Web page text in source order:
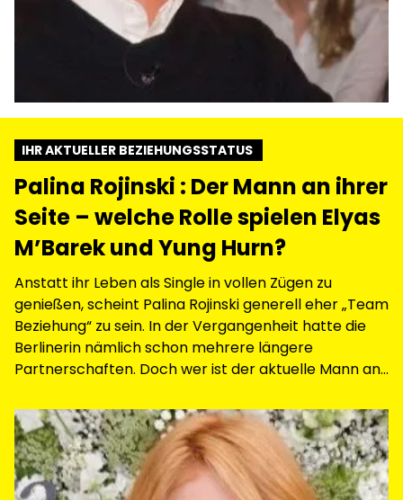
IHR AKTUELLER BEZIEHUNGSSTATUS
Palina Rojinski : Der Mann an ihrer
Seite – welche Rolle spielen Elyas
M’Barek und Yung Hurn?
Anstatt ihr Leben als Single in vollen Zügen zu
genießen, scheint Palina Rojinski generell eher „Team
Beziehung“ zu sein. In der Vergangenheit hatte die
Berlinerin nämlich schon mehrere längere
Partnerschaften. Doch wer ist der aktuelle Mann an